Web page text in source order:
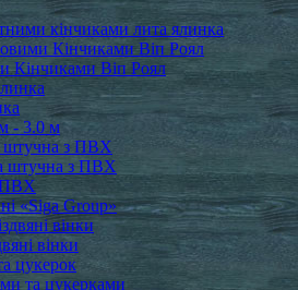
кінчиками лита ялинка
Кінчиками Віп Роял
Кінчиками Віп Роял
- 3.0 м
штучна з ПВХ
штучна з ПВХ
ПВХ
«Siga Group»
вінки
вінки
цукерок
та цукерками